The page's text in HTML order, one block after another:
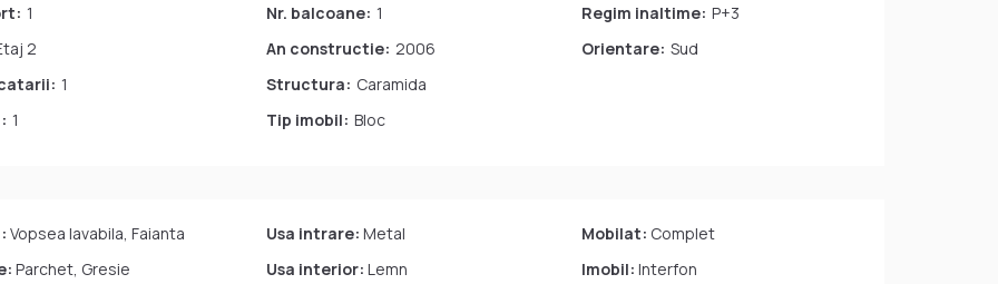
1
2
1
1
Nr. balcoane: 1
An constructie: 2006
Structura: Caramida
Tip imobil: Bloc
Regim inaltime: P+3
Orientare: Sud
Vopsea lavabila, Faianta
Parchet, Gresie
Usa intrare: Metal
Usa interior: Lemn
Mobilat: Complet
Imobil: Interfon